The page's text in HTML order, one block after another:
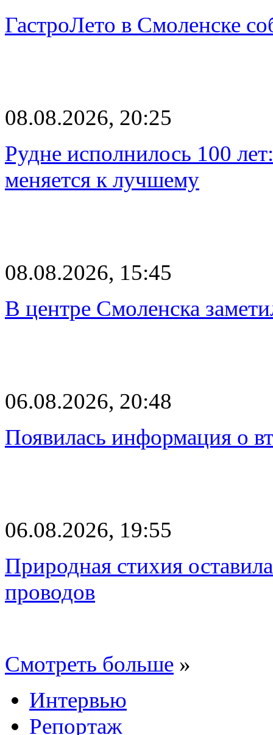
ГастроЛето в Смоленске
08.08.2026, 20:25
Рудне исполнилось 100
меняется к лучшему
08.08.2026, 15:45
В центре Смоленска
06.08.2026, 20:48
Появилась информация о
06.08.2026, 19:55
Природная стихия
проводов
Смотреть больше »
Интервью
Репортаж